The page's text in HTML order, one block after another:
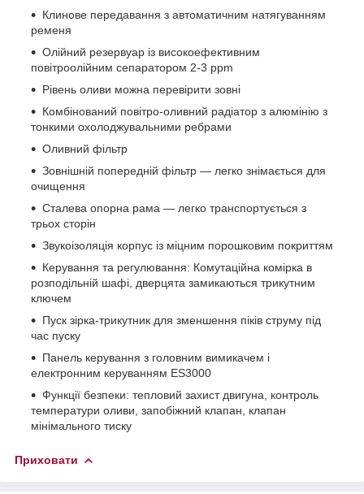
Клинове передавання з автоматичним натягуванням
ременя
Олійний резервуар із високоефективним
повітроолійним сепаратором 2-3 ppm
Рівень оливи можна перевірити зовні
Комбінований повітро-оливний радіатор з алюмінію з
тонкими охолоджувальними ребрами
Оливний фільтр
Зовнішній попередній фільтр — легко знімається для
очищення
Сталева опорна рама — легко транспортується з
трьох сторін
Звукоізоляція корпус із міцним порошковим покриттям
Керування та регулювання: Комутаційна комірка в
розподільній шафі, дверцята замикаються трикутним
ключем
Пуск зірка-трикутник для зменшення піків струму під
час пуску
Панель керування з головним вимикачем і
електронним керуванням ES3000
Функції безпеки: тепловий захист двигуна, контроль
температури оливи, запобіжний клапан, клапан
мінімального тиску
Приховати